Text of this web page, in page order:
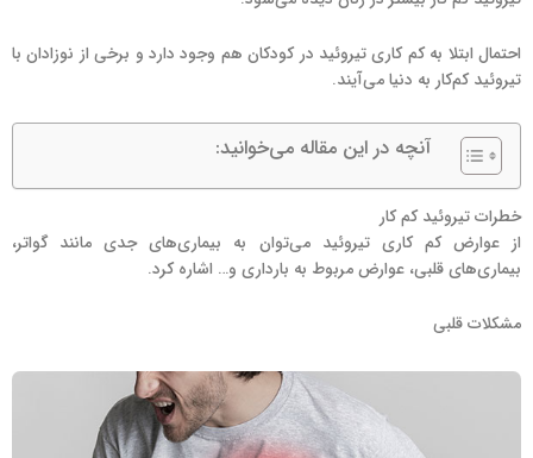
احتمال ابتلا به کم کاری تیروئید در کودکان هم وجود دارد و برخی از نوزادان با
تیروئید کم‌کار به دنیا می‌آیند.
آنچه در این مقاله می‌خوانید:
خطرات تیروئید کم کار
از عوارض کم کاری تیروئید می‌توان به بیماری‌های جدی مانند گواتر،
بیماری‌های قلبی، عوارض مربوط به بارداری و… اشاره کرد.
مشکلات قلبی